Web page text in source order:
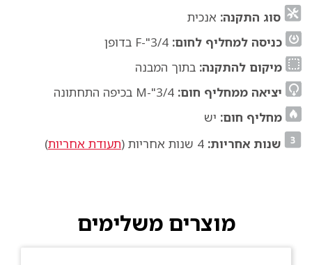
סוג התקנה: אנכית
כניסה למחליף לחום:
מיקום להתקנה: בתוך המבנה
יציאה ממחליף חום:
מחליף חום: יש
שנות אחריות:
תעודת אחריות)
מוצרים משלימים